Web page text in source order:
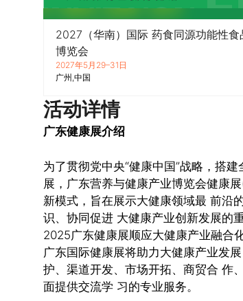
2027（华南）国际 药食同源功能性食
博览会
2027年5月29–31日
广州 中国
活动详情
广东健康展介绍
为了贯彻党中央“健康中国”战略，搭
展，广东营养与健康产业博览会健康
新模式，旨在展示大健康领域最 前沿
识、协同促进 大健康产业创新发展的重
2025广东健康展顺应大健康产业融合
广东国际健康展将助力大健康产业发
护、渠道开发、市场开拓、商贸合 作
面提供交流学 习的专业服务。